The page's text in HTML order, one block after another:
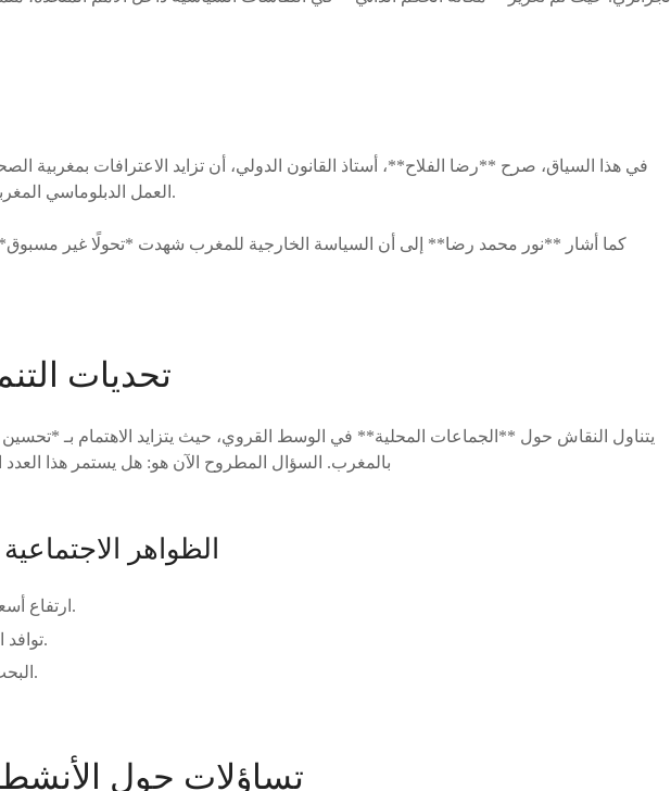
في هذا السياق، صرح **رضا الفلاح**، أستاذ القانون الدولي، أن تزايد الاعترافات بمغربية
العمل الدبلوماسي المغربي* على المدى البعيد.
كما أشار **نور محمد رضا** إلى أن السياسة الخارجية للمغرب شهدت *تحولًا غير
تحديات
يتناول النقاش حول **الجماعات المحلية** في الوسط القروي، حيث يتزايد الاهتمام بـ *تحسين
بالمغرب. السؤال المطروح الآن هو: هل يستمر هذا العدد
الظواهر
ارتفاع أسعار إيجارات الشقق.
توافد الطلبة على المدينة.
البحث عن فرص العمل.
تساؤلات حول